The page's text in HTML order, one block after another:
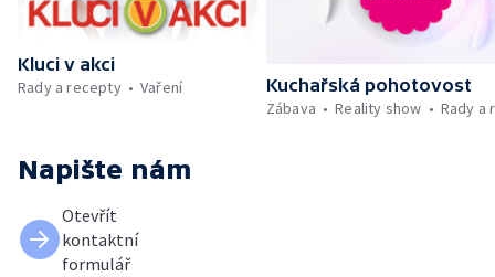
Kluci v akci
Rady a recepty
Vaření
Kuchařská pohotovost
Zábava
Reality show Rady a
Napište nám
Otevřít
kontaktní
formulář